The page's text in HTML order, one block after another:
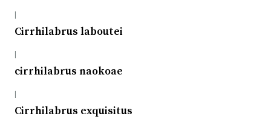
|
Cirrhilabrus laboutei
|
cirrhilabrus naokoae
|
Cirrhilabrus exquisitus